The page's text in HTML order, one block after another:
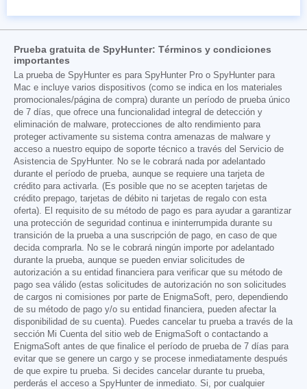
Prueba gratuita de SpyHunter: Términos y condiciones
importantes
La prueba de SpyHunter es para SpyHunter Pro o SpyHunter para
Mac e incluye varios dispositivos (como se indica en los materiales
promocionales/página de compra) durante un período de prueba único
de 7 días, que ofrece una funcionalidad integral de detección y
eliminación de malware, protecciones de alto rendimiento para
proteger activamente su sistema contra amenazas de malware y
acceso a nuestro equipo de soporte técnico a través del Servicio de
Asistencia de SpyHunter. No se le cobrará nada por adelantado
durante el período de prueba, aunque se requiere una tarjeta de
crédito para activarla. (Es posible que no se acepten tarjetas de
crédito prepago, tarjetas de débito ni tarjetas de regalo con esta
oferta). El requisito de su método de pago es para ayudar a garantizar
una protección de seguridad continua e ininterrumpida durante su
transición de la prueba a una suscripción de pago, en caso de que
decida comprarla. No se le cobrará ningún importe por adelantado
durante la prueba, aunque se pueden enviar solicitudes de
autorización a su entidad financiera para verificar que su método de
pago sea válido (estas solicitudes de autorización no son solicitudes
de cargos ni comisiones por parte de EnigmaSoft, pero, dependiendo
de su método de pago y/o su entidad financiera, pueden afectar la
disponibilidad de su cuenta). Puedes cancelar tu prueba a través de la
sección Mi Cuenta del sitio web de EnigmaSoft o contactando a
EnigmaSoft antes de que finalice el período de prueba de 7 días para
evitar que se genere un cargo y se procese inmediatamente después
de que expire tu prueba. Si decides cancelar durante tu prueba,
perderás el acceso a SpyHunter de inmediato. Si, por cualquier